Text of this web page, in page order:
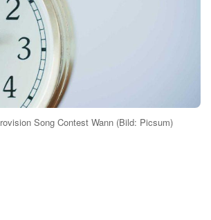
Song Contest Wann (Bild: Picsum)